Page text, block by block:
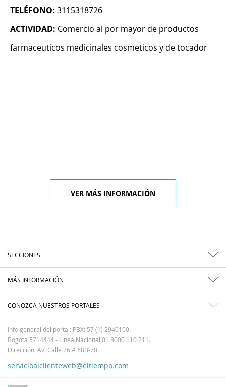
TELÉFONO: 3115318726
ACTIVIDAD: Comercio al por mayor de productos
farmaceuticos medicinales cosmeticos y de tocador
VER MÁS INFORMACIÓN
SECCIONES
MÁS INFORMACIÓN
CONOZCA NUESTROS PORTALES
Info general del portal: PBX: 57 (1) 2940100.
Bogotá 5714444 - Línea Nacional 01 8000 110 211.
Dirección: Av. Calle 26 # 68B-70.
servicioalclienteweb@eltiempo.com